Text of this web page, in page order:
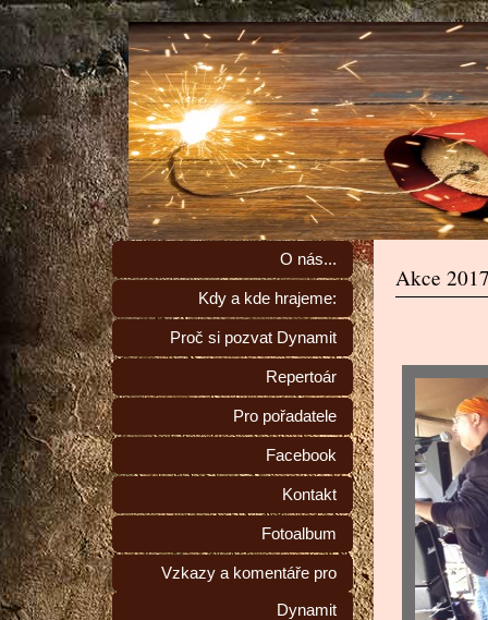
O nás...
Kdy a kde hrajeme:
Proč si pozvat Dynamit
Repertoár
Pro pořadatele
Facebook
Kontakt
Fotoalbum
Vzkazy a komentáře pro
Dynamit
Akce